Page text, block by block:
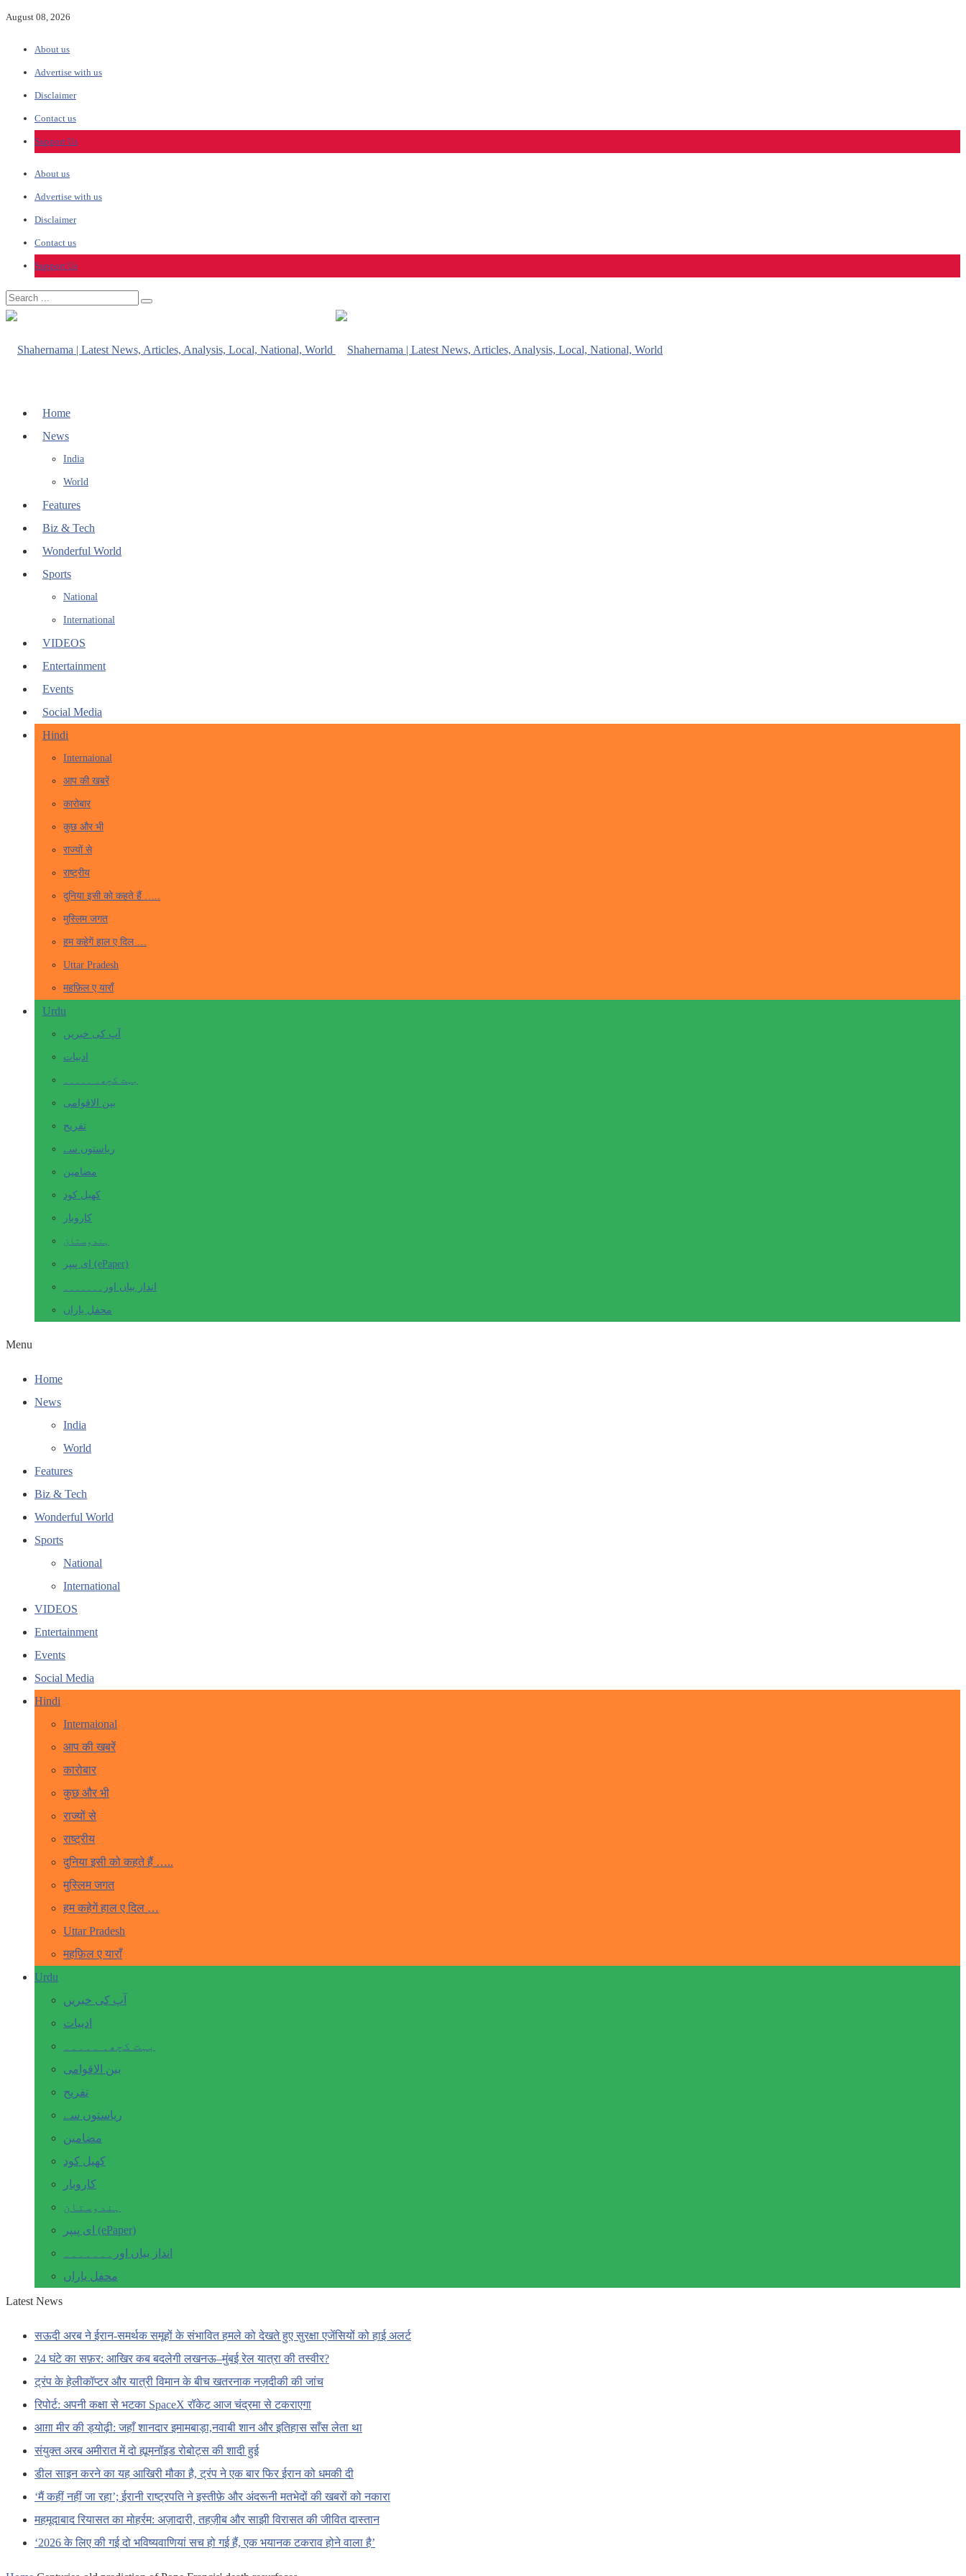
August 08, 2026
About us
Advertise with us
Disclaimer
Contact us
Support Us
About us
Advertise with us
Disclaimer
Contact us
Support Us
Home
News
India
World
Features
Biz & Tech
Wonderful World
Sports
National
International
VIDEOS
Entertainment
Events
Social Media
Hindi
Internaional
आप की खबरें
कारोबार
कुछ और भी
राज्यों से
राष्ट्रीय
दुनिया इसी को कहते हैं …..
मुस्लिम जगत
हम कहेगें हाल ए दिल …
Uttar Pradesh
महफ़िल ए याराँ
Urdu
آپ کی خبریں
ادبیات
بہت کچھ۔ ۔۔۔۔۔
بین الاقوامی
تفریح
ریاستوں سے
مضامین
کھیل کود
کاروبار
ہندوستان
ای پیپر (ePaper)
انداز بیاں اور۔۔۔۔۔۔۔
محفل یاراں
Menu
Home
News
India
World
Features
Biz & Tech
Wonderful World
Sports
National
International
VIDEOS
Entertainment
Events
Social Media
Hindi
Internaional
आप की खबरें
कारोबार
कुछ और भी
राज्यों से
राष्ट्रीय
दुनिया इसी को कहते हैं …..
मुस्लिम जगत
हम कहेगें हाल ए दिल …
Uttar Pradesh
महफ़िल ए याराँ
Urdu
آپ کی خبریں
ادبیات
بہت کچھ۔ ۔۔۔۔۔
بین الاقوامی
تفریح
ریاستوں سے
مضامین
کھیل کود
کاروبار
ہندوستان
ای پیپر (ePaper)
انداز بیاں اور۔۔۔۔۔۔۔
محفل یاراں
Latest News
सऊदी अरब ने ईरान-समर्थक समूहों के संभावित हमले को देखते हुए सुरक्षा एजेंसियों को हाई अलर्ट
24 घंटे का सफ़र: आखिर कब बदलेगी लखनऊ–मुंबई रेल यात्रा की तस्वीर?
ट्रंप के हेलीकॉप्टर और यात्री विमान के बीच खतरनाक नज़दीकी की जांच
रिपोर्ट: अपनी कक्षा से भटका SpaceX रॉकेट आज चंद्रमा से टकराएगा
आग़ा मीर की ड्योढ़ी: जहाँ शानदार इमामबाड़ा,नवाबी शान और इतिहास साँस लेता था
संयुक्त अरब अमीरात में दो ह्यूमनॉइड रोबोट्स की शादी हुई
डील साइन करने का यह आखिरी मौका है, ट्रंप ने एक बार फिर ईरान को धमकी दी
‘मैं कहीं नहीं जा रहा’; ईरानी राष्ट्रपति ने इस्तीफ़े और अंदरूनी मतभेदों की खबरों को नकारा
महमूदाबाद रियासत का मोहर्रम: अज़ादारी, तहज़ीब और साझी विरासत की जीवित दास्तान
‘2026 के लिए की गई दो भविष्यवाणियां सच हो गई हैं, एक भयानक टकराव होने वाला है’